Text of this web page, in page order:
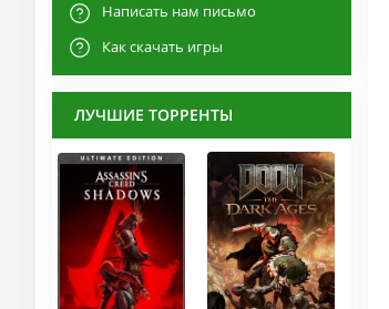
Написать нам письмо
Как скачать игры
ЛУЧШИЕ ТОРРЕНТЫ